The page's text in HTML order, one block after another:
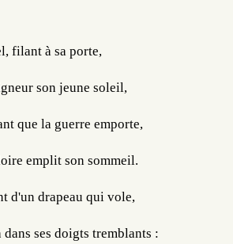
filant à sa porte,
son jeune soleil,
que la guerre emporte,
emplit son sommeil.
d'un drapeau qui vole,
ses doigts tremblants :